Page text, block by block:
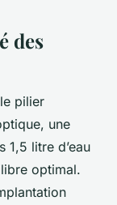
des
pilier
une
1,5 litre d’eau
optimal.